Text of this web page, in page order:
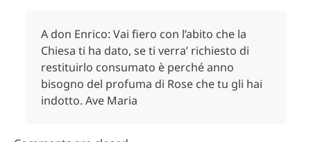
A don Enrico: Vai fiero con l’abito che la
Chiesa ti ha dato, se ti verra’ richiesto di
restituirlo consumato è perché anno
bisogno del profuma di Rose che tu gli hai
indotto. Ave Maria